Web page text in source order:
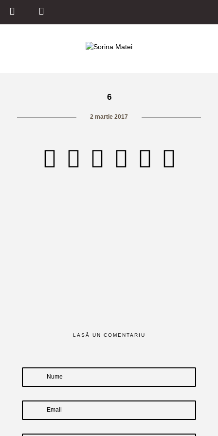
6
2 martie 2017
LASĂ UN COMENTARIU
Nume
Email